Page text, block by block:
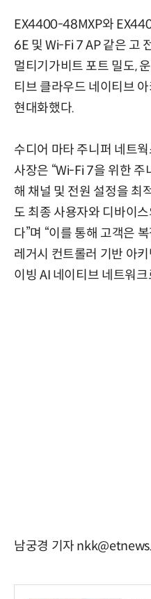
EX4400-48MXP와
6E 및 Wi-Fi 7 AP 같은 고
멀티기가비트 포트 밀도,
티브 클라우드 네이티브
현대화했다.
수디어 마타 주니퍼 네트
사장은 “Wi-Fi 7을 위한 주
해 채널 및 전원 설정을 최
도 최종 사용자와 디바이
다”며 “이를 통해 고객은
레거시 컨트롤러 기반 아
이빙 AI 네이티브 네트워
남궁경 기자